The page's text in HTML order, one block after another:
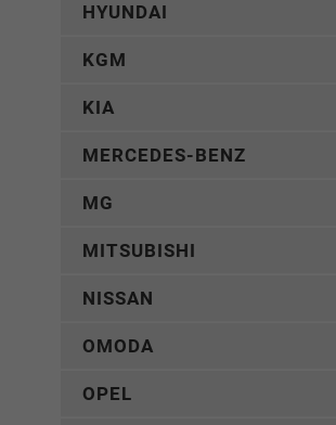
HYUNDAI
KGM
KIA
MERCEDES-BENZ
MG
MITSUBISHI
NISSAN
OMODA
OPEL